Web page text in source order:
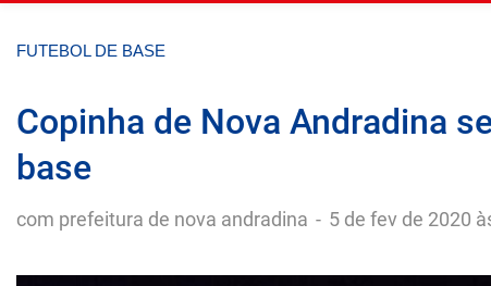
FUTEBOL DE BASE
Copinha de Nova Andradina
base
com prefeitura de nova andradina - 5 de fev de 2020